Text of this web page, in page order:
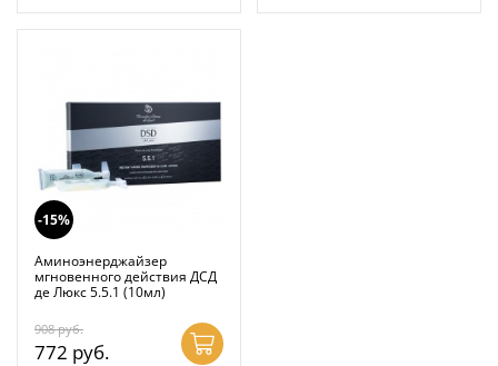
-15%
Аминоэнерджайзер
мгновенного действия ДСД
де Люкс 5.5.1 (10мл)
908руб.
772 руб.